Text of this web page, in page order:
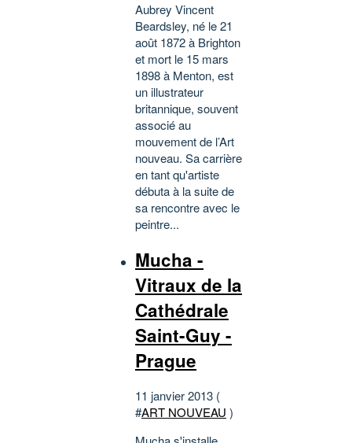
Aubrey Vincent
Beardsley, né le 21
août 1872 à Brighton
et mort le 15 mars
1898 à Menton, est
un illustrateur
britannique, souvent
associé au
mouvement de l’Art
nouveau. Sa carrière
en tant qu'artiste
débuta à la suite de
sa rencontre avec le
peintre...
Mucha -
Vitraux de la
Cathédrale
Saint-Guy -
Prague
11 janvier 2013 (
#ART NOUVEAU )